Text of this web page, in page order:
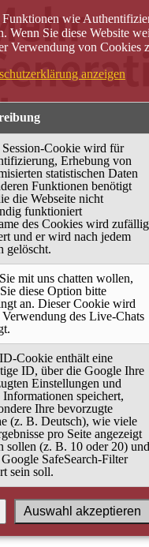
wie
Wenn Sie diese Website
Verwendung von Cookies
anzeigen
Session-Cookie wird für
Erhebung von
statistischen Daten
Funktionen benötigt
die Webseite nicht
funktioniert
des Cookies wird zufällig
und er wird nach jedem
gelöscht.
mit uns chatten wollen,
diese Option bitte
an. Dieser Cookie wird
des Live-Chats
Cookie enthält eine
ID, über die Google Ihre
Einstellungen und
Informationen speichert,
Ihre bevorzugte
(z. B. Deutsch), wie viele
pro Seite angezeigt
sollen (z. B. 10 oder 20) und
SafeSearch-Filter
sein soll.
Auswahl akzeptieren